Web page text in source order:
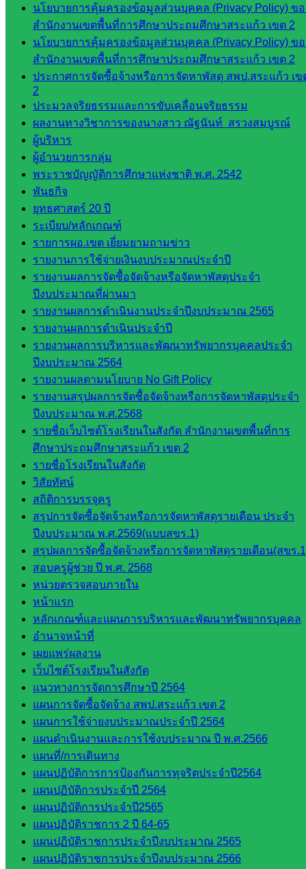
นโยบายการคุ้มครองข้อมูลส่วนบุคคล (Privacy Policy) ข
สำนักงานเขตพื้นที่การศึกษาประถมศึกษาสระแก้ว เขต 2
นโยบายการคุ้มครองข้อมูลส่วนบุคคล (Privacy Policy) ข
สำนักงานเขตพื้นที่การศึกษาประถมศึกษาสระแก้ว เขต 2
ประกาศการจัดซื้อจ้างหรือการจัดหาพัสดุ สพป.สระแก้ว เข
2
ประมวลจริยธรรมและการขับเคลื่อนจริยธรรม
ผลงานทางวิชาการของนางสาว ณัฐนันท์ สรวงสมบูรณ์
ผู้บริหาร
ผู้อำนวยการกลุ่ม
พระราชบัญญัติการศึกษาแห่งชาติ พ.ศ. 2542
พันธกิจ
ยุทธศาสตร์ 20 ปี
ระเบียบ/หลักเกณฑ์
รายการผอ.เขต เยี่ยมยามถามข่าว
รายงานการใช้จ่ายเงินงบประมาณประจำปี
รายงานผลการจัดซื้อจัดจ้างหรือจัดหาพัสดุประจำ
ปีงบประมาณที่ผ่านมา
รายงานผลการดำเนินงานประจำปีงบประมาณ 2565
รายงานผลการดำเนินประจำปี
รายงานผลการบริหารและพัฒนาทรัพยากรบุคคลประจำ
ปีงบประมาณ 2564
รายงานผลตามนโยบาย No Gift Policy
รายงานสรุปผลการจัดซื้อจัดจ้างหรือการจัดหาพัสดุประจำ
ปีงบประมาณ พ.ศ.2568
รายชื่อเว็บไซต์โรงเรียนในสังกัด สำนักงานเขตพื้นที่การ
ศึกษาประถมศึกษาสระแก้ว เขต 2
รายชื่อโรงเรียนในสังกัด
วิสัยทัศน์
สถิติการบรรจุครู
สรุปการจัดซื้อจัดจ้างหรือการจัดหาพัสดุรายเดือน ประจำ
ปีงบประมาณ พ.ศ.2569(แบบสขร.1)
สรุปผลการจัดซื้อจัดจ้างหรือการจัดหาพัสดุรายเดือน(สขร
สอบครูผู้ช่วย ปี พ.ศ. 2568
หน่วยตรวจสอบภายใน
หน้าแรก
หลักเกณฑ์และแผนการบริหารและพัฒนาทรัพยากรบุคคล
อำนาจหน้าที่
เผยแพร่ผลงาน
เว็บไซต์โรงเรียนในสังกัด
แนวทางการจัดการศึกษาปี 2564
แผนการจัดซื้อจัดจ้าง สพป.สระแก้ว เขต 2
แผนการใช้จ่ายงบประมาณประจำปี 2564
แผนดำเนินงานและการใช้งบประมาณ ปี พ.ศ.2566
แผนที่/การเดินทาง
แผนปฏิบัติการการป้องกันการทุจริตประจำปี2564
แผนปฏิบัติการประจำปี 2564
แผนปฏิบัติการประจำปี2565
แผนปฏิบัติราชการ 2 ปี 64-65
แผนปฏิบัติราชการประจำปีงบประมาณ 2565
แผนปฏิบัติราชการประจำปีงบประมาณ 2566
กลุ่มนิ
เทศ
ติดตาม
และประ
เมินผลฯ
เว็บไซต์
หลักสูตร
ต้าน
ทุจริต
ห้อง
นิเทศ
ศน.นิพนธ์
พรมพิไล
ห้อง
นิเทศ
ศน.ชยา
ธิศ/
ศน.อัญชลี
ห้อง
นิเทศ
ดร.สราว
ดี เพ็งศรี
โคตร
เว็บไซต์
คณะ
กรรมการ
ก.ต.ป.น.
เว็บไซต์
อ.ค.ก.ศ.เขต
พื้นที่การ
ศึกษา
ดาวน์โหลด
เอกสาร
กลุ่
มอำนวย
การ
กลุ่ม
บริหาร
งานงาน
เงินและ
สินทรัพย์
กลุ่มน
โยบาย
และแผน
กลุ่มส่ง
เสริมการ